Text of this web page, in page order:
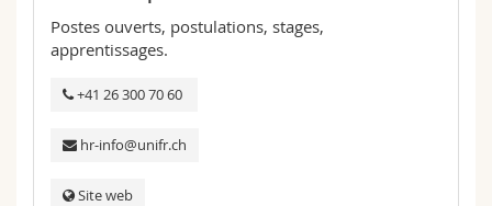
Postes ouverts, postulations, stages,
apprentissages.
+41 26 300 70 60
hr-info@unifr.ch
Site web